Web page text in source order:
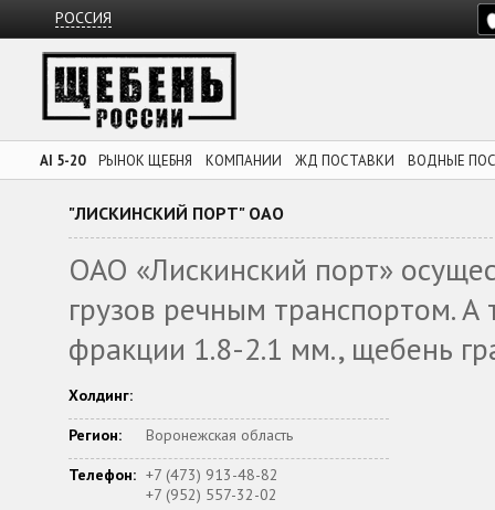
РОССИЯ
AI 5-20 РЫНОК ЩЕБНЯ КОМПАНИИ ЖД ПОСТАВКИ ВОДНЫЕ
"ЛИСКИНСКИЙ ПОРТ" ОАО
ОАО «Лискинский порт»
грузов речным транспортом. А
фракции 1.8-2.1 мм., щебень
Холдинг:
Регион:
Воронежская область
Телефон: +7 (473) 913-48-82
+7 (952) 557-32-02